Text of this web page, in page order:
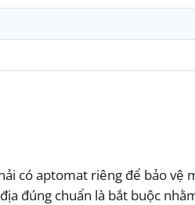
có aptomat riêng để bảo vệ
đúng chuẩn là bắt buộc